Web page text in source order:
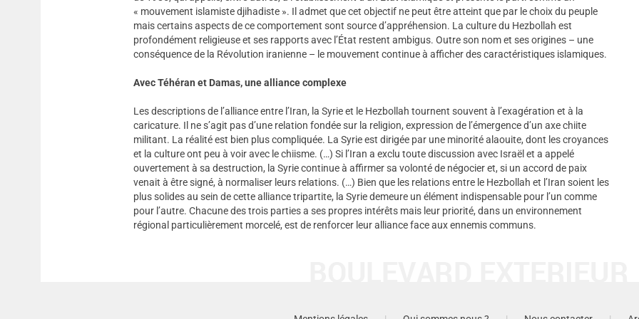
« mouvement islamiste djihadiste ». Il admet que cet objectif ne peut être atteint que par le choix du peuple
mais certains aspects de ce comportement sont source d’appréhension. La culture du Hezbollah est
profondément religieuse et ses rapports avec l’État restent ambigus. Outre son nom et ses origines – une
conséquence de la Révolution iranienne – le mouvement continue à afficher des caractéristiques islamiques.
Avec Téhéran et Damas, une alliance complexe
Les descriptions de l’alliance entre l’Iran, la Syrie et le Hezbollah tournent souvent à l’exagération et à la
caricature. Il ne s’agit pas d’une relation fondée sur la religion, expression de l’émergence d’un axe chiite
militant. La réalité est bien plus compliquée. La Syrie est dirigée par une minorité alaouite, dont les croyances
et la culture ont peu à voir avec le chiisme. (…) Si l’Iran a exclu toute discussion avec Israël et a appelé
ouvertement à sa destruction, la Syrie continue à affirmer sa volonté de négocier et, si un accord de paix
venait à être signé, à normaliser leurs relations. (…) Bien que les relations entre le Hezbollah et l’Iran soient les
plus solides au sein de cette alliance tripartite, la Syrie demeure un élément indispensable pour l’un comme
pour l’autre. Chacune des trois parties a ses propres intérêts mais leur priorité, dans un environnement
régional particulièrement morcelé, est de renforcer leur alliance face aux ennemis communs.